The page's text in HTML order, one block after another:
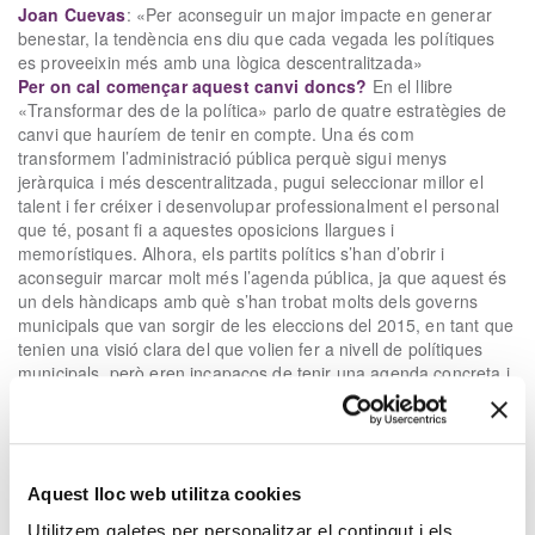
Aquest lloc web utilitza cookies
Joan Cuevas: «Per aconseguir un major impacte en generar
benestar, la tendència ens diu que cada vegada les polítiques
es proveeixin més amb una lògica descentralitzada»
Per on cal començar aquest canvi doncs? En el llibre
«Transformar des de la política» parlo de quatre estratègies de
canvi que hauríem de tenir en compte. Una és com
transformem l’administració pública perquè sigui menys
jeràrquica i més descentralitzada, pugui seleccionar millor el
talent i fer créixer i desenvolupar professionalment el personal
que té, posant fi a aquestes oposicions llargues i
memorístiques. Alhora, els partits polítics s’han d’obrir i
aconseguir marcar molt més l’agenda pública, ja que aquest és
un dels hàndicaps amb què s’han trobat molts dels governs
municipals que van sorgir de les eleccions del 2015, en tant que
tenien una visió clara del que volien fer a nivell de polítiques
municipals, però eren incapaços de tenir una agenda concreta i
poder convèncer a la ciutadania i d’implicar-los en el projecte.
Reproductor